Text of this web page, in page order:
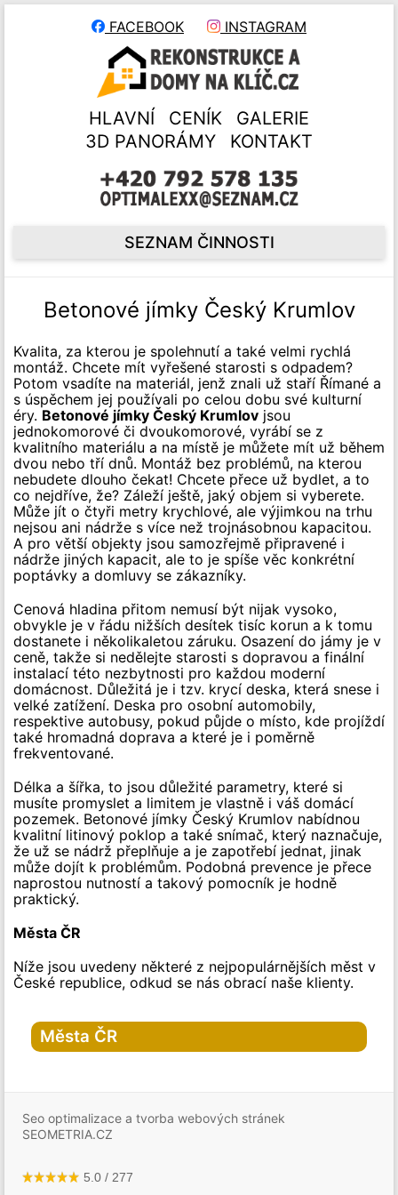
FACEBOOK INSTAGRAM
HLAVNÍ CENÍK
GALERIE
3D PANORÁMY
KONTAKT
SEZNAM ČINNOSTI
Betonové jímky Český Krumlov
Kvalita, za kterou je spolehnutí a také velmi rychlá
montáž. Chcete mít vyřešené starosti s odpadem?
Potom vsadíte na materiál, jenž znali už staří Římané a
s úspěchem jej používali po celou dobu své kulturní
éry. Betonové jímky Český Krumlov jsou
jednokomorové či dvoukomorové, vyrábí se z
kvalitního materiálu a na místě je můžete mít už během
dvou nebo tří dnů. Montáž bez problémů, na kterou
nebudete dlouho čekat! Chcete přece už bydlet, a to
co nejdříve, že? Záleží ještě, jaký objem si vyberete.
Může jít o čtyři metry krychlové, ale výjimkou na trhu
nejsou ani nádrže s více než trojnásobnou kapacitou.
A pro větší objekty jsou samozřejmě připravené i
nádrže jiných kapacit, ale to je spíše věc konkrétní
poptávky a domluvy se zákazníky.
Cenová hladina přitom nemusí být nijak vysoko,
obvykle je v řádu nižších desítek tisíc korun a k tomu
dostanete i několikaletou záruku. Osazení do jámy je v
ceně, takže si nedělejte starosti s dopravou a finální
instalací této nezbytnosti pro každou moderní
domácnost. Důležitá je i tzv. krycí deska, která snese i
velké zatížení. Deska pro osobní automobily,
respektive autobusy, pokud půjde o místo, kde projíždí
také hromadná doprava a které je i poměrně
frekventované.
Délka a šířka, to jsou důležité parametry, které si
musíte promyslet a limitem je vlastně i váš domácí
pozemek. Betonové jímky Český Krumlov nabídnou
kvalitní litinový poklop a také snímač, který naznačuje,
že už se nádrž přeplňuje a je zapotřebí jednat, jinak
může dojít k problémům. Podobná prevence je přece
naprostou nutností a takový pomocník je hodně
praktický.
Města ČR
Níže jsou uvedeny některé z nejpopulárnějších měst v
České republice, odkud se nás obrací naše klienty.
Města ČR
Praha-1
Praha-2
Praha-5
Seo optimalizace a tvorba webových stránek
SEOMETRIA.CZ
5.0 / 277